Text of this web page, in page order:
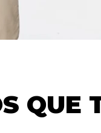
QUE